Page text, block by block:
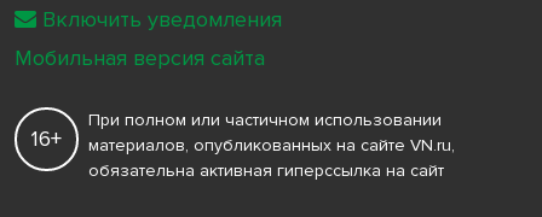
16+
При полном или частичном использовании
материалов, опубликованных на сайте VN.ru,
обязательна активная гиперссылка на сайт
Включить уведомления
Мобильная версия сайта